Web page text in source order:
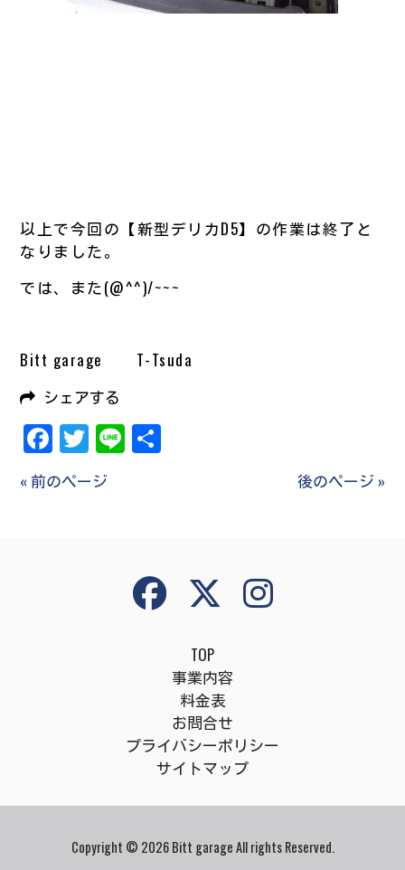
以上で今回の【新型デリカD5】の作業は終了と
なりました。
では、また(@^^)/~~~
Bitt garage T-Tsuda
シェアする
Facebook
Twitter
Line
« 前のページ 後のページ »
TOP
事業内容
料金表
お問合せ
プライバシーポリシー
サイトマップ
Copyright © 2026 Bitt garage All rights Reserved.